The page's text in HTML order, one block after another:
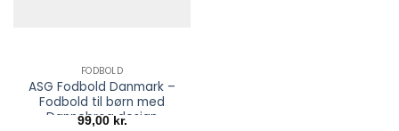
FODBOLD
ASG Fodbold Danmark –
Fodbold til børn med
Dannebrog design
99,00 kr.